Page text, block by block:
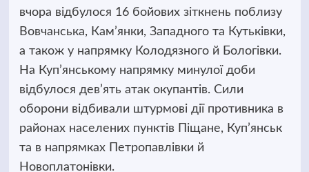
вчора відбулося 16 бойових зіткнень поблизу
Вовчанська, Кам’янки, Западного та Кутьківки,
а також у напрямку Колодязного й Бологівки.
На Куп’янському напрямку минулої доби
відбулося дев’ять атак окупантів. Сили
оборони відбивали штурмові дії противника в
районах населених пунктів Піщане, Куп’янськ
та в напрямках Петропавлівки й
Новоплатонівки.